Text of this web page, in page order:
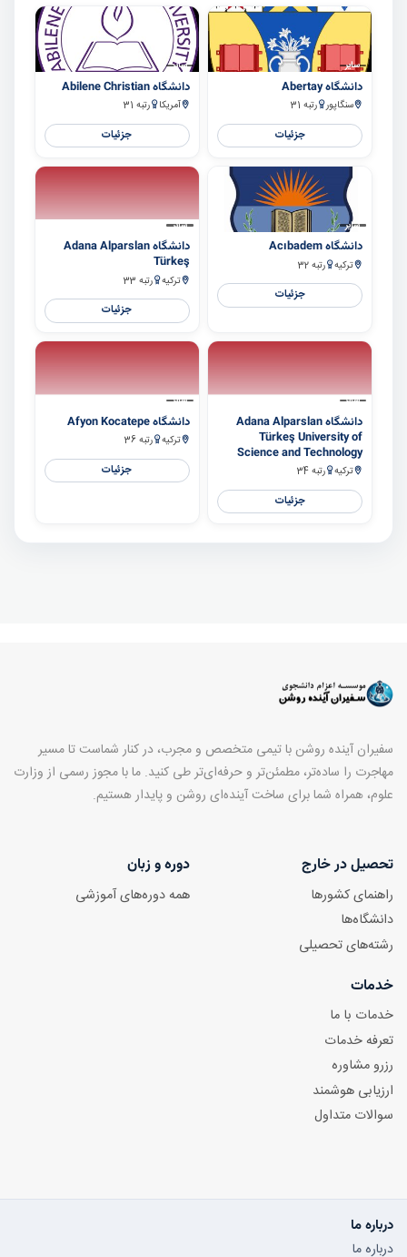
سایر
دانشگاه Abertay
سنگاپور رتبه 31
جزئیات
سایر
دانشگاه Abilene Christian
آمریکا رتبه 31
جزئیات
سایر
دانشگاه Acıbadem
ترکیه رتبه 32
جزئیات
سایر
دانشگاه Adana Alparslan
Türkeş
ترکیه رتبه 33
جزئیات
سایر
دانشگاه Adana Alparslan
Türkeş University of
Science and Technology
ترکیه رتبه 34
جزئیات
سایر
دانشگاه Afyon Kocatepe
ترکیه رتبه 36
جزئیات
سفیران آینده روشن با تیمی متخصص و مجرب، در کنار شماست تا مسیر
مهاجرت را ساده‌تر، مطمئن‌تر و حرفه‌ای‌تر طی کنید. ما با مجوز رسمی از وزارت
علوم، همراه شما برای ساخت آینده‌ای روشن و پایدار هستیم.
تحصیل در خارج
راهنمای کشورها
دانشگاه‌ها
رشته‌های تحصیلی
دوره و زبان
همه دوره‌های آموزشی
خدمات
خدمات با ما
تعرفه خدمات
رزرو مشاوره
ارزیابی هوشمند
سوالات متداول
درباره ما
درباره ما